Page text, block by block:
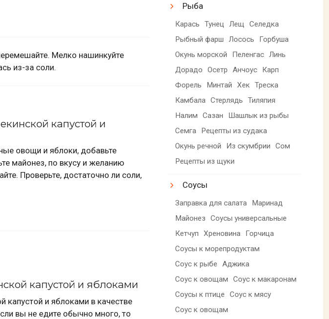
Мелко нашинкуйте
из-за соли.
капустой и
овощи и яблоки, добавьте
майонез, по вкусу и желанию
Проверьте, достаточно ли соли,
капустой и яблоками
капустой и яблоками в качестве
вы не едите обычно много, то
Рыба
Карась Тунец Лещ
Селедка
Рыбный фарш
Лосось
Горбуша
Окунь морской
Пеленгас Линь
Дорадо
Осетр Анчоус
Карп
Форель
Минтай Хек Треска
Камбала Стерлядь
Тиляпия
Налим
Сазан
Шашлык из рыбы
Семга
Рецепты из судака
Окунь речной
Из скумбрии
Сом
Рецепты из щуки
Соусы
Заправка для салата
Маринад
Майонез
Соусы универсальные
Кетчуп
Хреновина
Горчица
Соусы к морепродуктам
Соус к рыбе
Аджика
Соус к овощам
Соус к макаронам
Соусы к птице
Соус к мясу
Соус к овощам